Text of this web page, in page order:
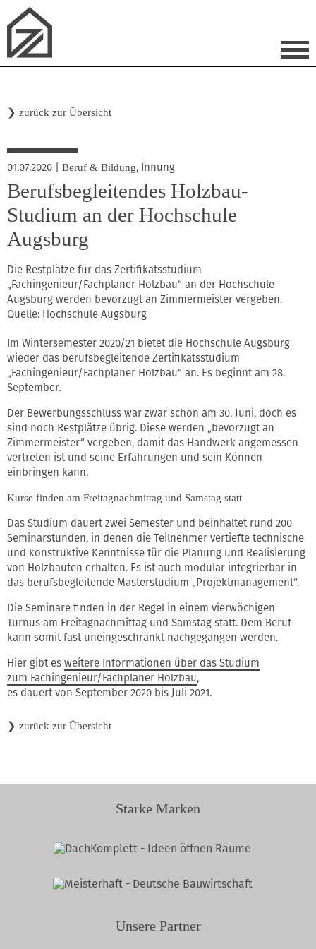
❯ zurück zur Übersicht
01.07.2020 Beruf & Bildung, Innung
Berufsbegleitendes Holzbau-
Studium an der Hochschule
Augsburg
Die Restplätze für das Zertifikatsstudium
„Fachingenieur/Fachplaner Holzbau“ an der Hochschule
Augsburg werden bevorzugt an Zimmermeister vergeben.
Quelle: Hochschule Augsburg
Im Wintersemester 2020/21 bietet die Hochschule Augsburg
wieder das berufsbegleitende Zertifikatsstudium
„Fachingenieur/Fachplaner Holzbau“ an. Es beginnt am 28.
September.
Der Bewerbungsschluss war zwar schon am 30. Juni, doch es
sind noch Restplätze übrig. Diese werden „bevorzugt an
Zimmermeister“ vergeben, damit das Handwerk angemessen
vertreten ist und seine Erfahrungen und sein Können
einbringen kann.
Kurse finden am Freitagnachmittag und Samstag statt
Das Studium dauert zwei Semester und beinhaltet rund 200
Seminarstunden, in denen die Teilnehmer vertiefte technische
und konstruktive Kenntnisse für die Planung und Realisierung
von Holzbauten erhalten. Es ist auch modular integrierbar in
das berufsbegleitende Masterstudium „Projektmanagement“.
Die Seminare finden in der Regel in einem vierwöchigen
Turnus am Freitagnachmittag und Samstag statt. Dem Beruf
kann somit fast uneingeschränkt nachgegangen werden.
Hier gibt es weitere Informationen über das Studium
zum Fachingenieur/Fachplaner Holzbau,
es dauert von September 2020 bis Juli 2021.
❯ zurück zur Übersicht
Starke Marken
Unsere Partner